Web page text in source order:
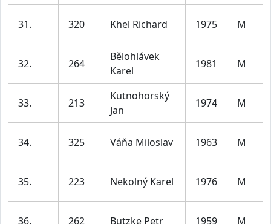
31. 320 Khel Richard 1975 M
32. 264
Bělohlávek
Karel
1981 M
33. 213
Kutnohorský
Jan
1974 M
34. 325 Váňa Miloslav 1963 M
35. 223 Nekolný Karel 1976 M
36. 262 Butzke Petr 1959 M